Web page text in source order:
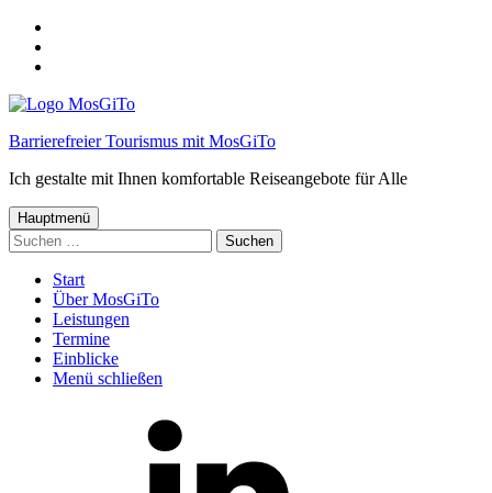
Footer
Barrierefreier Tourismus mit MosGiTo
Ich gestalte mit Ihnen komfortable Reiseangebote für Alle
Hauptmenü
Suchen
nach:
Start
Über MosGiTo
Leistungen
Termine
Einblicke
Menü schließen